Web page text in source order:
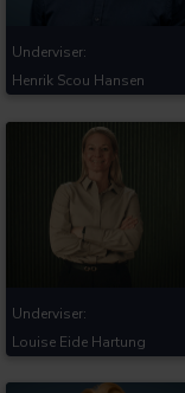
Underviser:
Henrik Scou Hansen
Underviser:
Louise Eide Hartung